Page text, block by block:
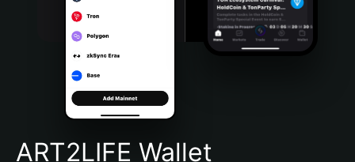
Português (Brasil)
Español (Argentina)
ART2LIFE Wallet